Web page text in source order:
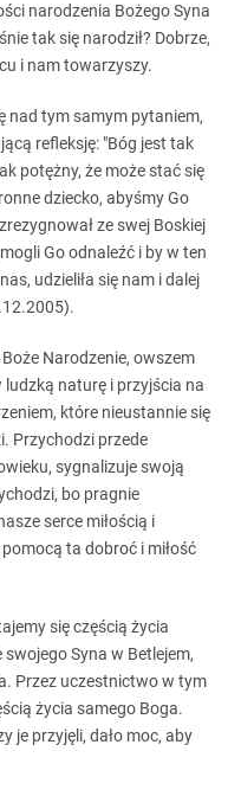
narodzenia Bożego Syna
tak się narodził? Dobrze,
i nam towarzyszy.
nad tym samym pytaniem,
refleksję: "Bóg jest tak
potężny, że może stać się
dziecko, abyśmy Go
ze swej Boskiej
Go odnaleźć i by w ten
udzieliła się nam i dalej
Narodzenie, owszem
naturę i przyjścia na
które nieustannie się
Przychodzi przede
sygnalizuje swoją
bo pragnie
serce miłością i
ta dobroć i miłość
się częścią życia
Syna w Betlejem,
Przez uczestnictwo w tym
życia samego Boga.
je przyjęli, dało moc, aby